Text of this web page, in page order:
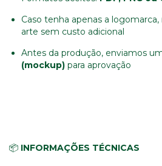
Caso tenha apenas a
arte sem custo adicional
Antes da produção, enviamos
(mockup) para aprovação
📦 INFORMAÇÕES TÉCNICAS